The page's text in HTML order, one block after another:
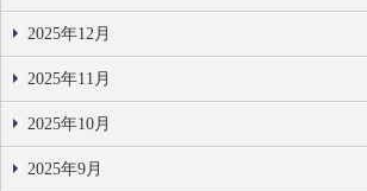
2025年12月
2025年11月
2025年10月
2025年9月